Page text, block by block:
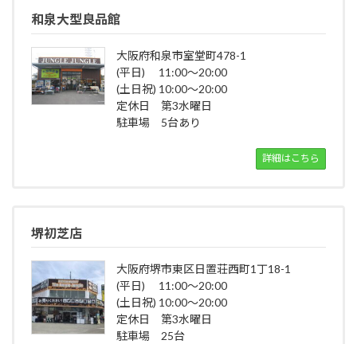
和泉大型良品館
大阪府和泉市室堂町478-1
(平日) 11:00～20:00
(土日祝) 10:00～20:00
定休日 第3水曜日
駐車場 5台あり
詳細はこちら
堺初芝店
大阪府堺市東区日置荘西町1丁18-1
(平日) 11:00～20:00
(土日祝) 10:00～20:00
定休日 第3水曜日
駐車場 25台